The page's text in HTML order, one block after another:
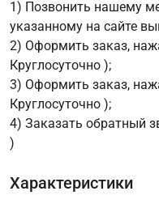
1) Позвонить нашему
указанному на сайте
2) Оформить заказ,
Круглосуточно );
3) Оформить заказ,
Круглосуточно );
4) Заказать обратный
)
Характеристики